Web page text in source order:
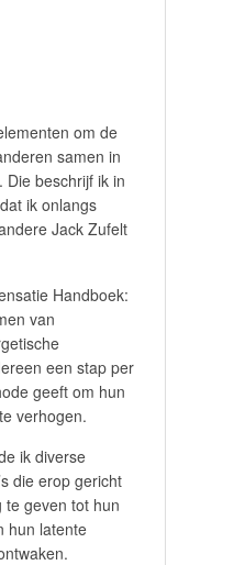
om de
samen in
Die beschrijf ik in
ik onlangs
Jack Zufelt
Handboek:
van
een stap per
geeft om hun
verhogen.
ik diverse
die erop gericht
te geven tot hun
hun latente